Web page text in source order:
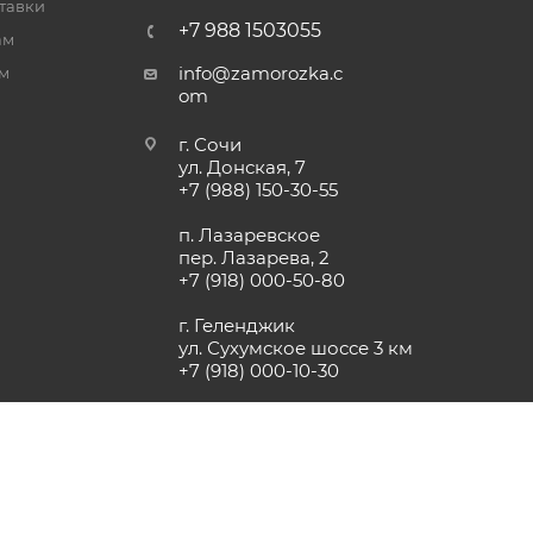
+7 988 1503055
info@zamorozka.c
om
г. Сочи
ул. Донская, 7
+7 (988) 150-30-55
п. Лазаревское
пер. Лазарева, 2
+7 (918) 000-50-80
г. Геленджик
ул. Сухумское шоссе 3 км
+7 (918) 000-10-30